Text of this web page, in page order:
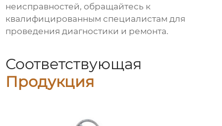
неисправностей, обращайтесь к
квалифицированным специалистам для
проведения диагностики и ремонта.
Соответствующая
Продукция